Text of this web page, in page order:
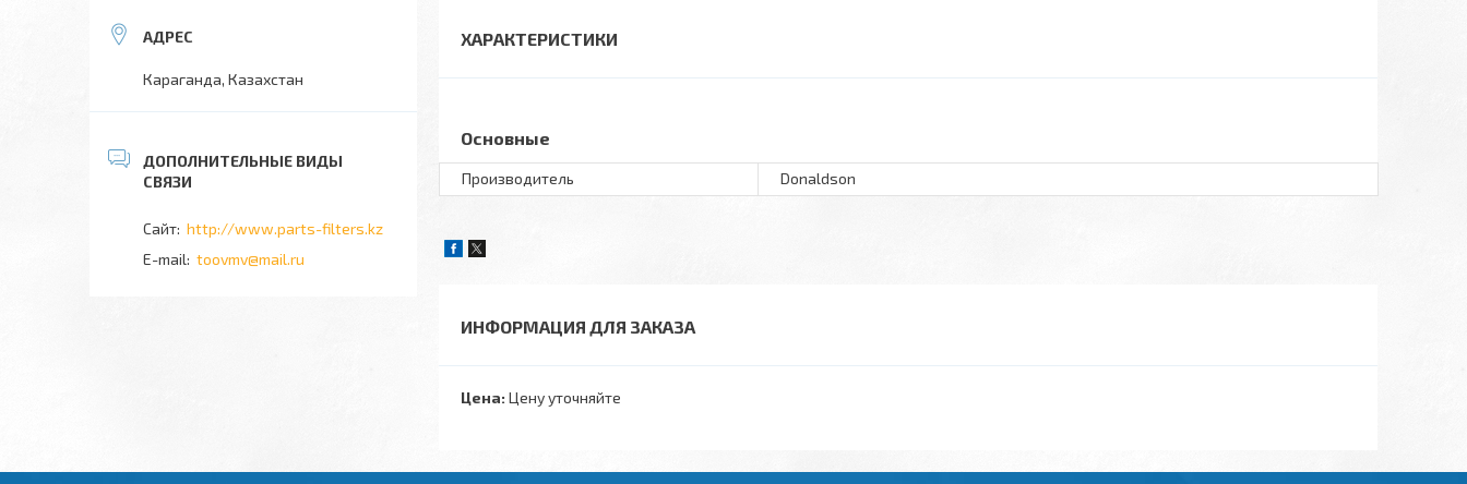
ХАРАКТЕРИСТИКИ
Основные
Производитель Donaldson
ИНФОРМАЦИЯ ДЛЯ ЗАКАЗА
Цена: Цену уточняйте
Караганда, Казахстан
http://www.parts-filters.kz
toovmv@mail.ru